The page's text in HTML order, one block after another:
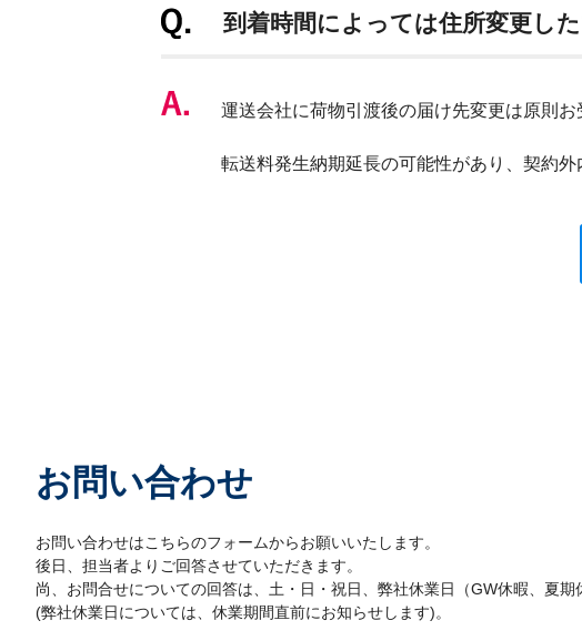
到着時間によっては住所変更し
運送会社に荷物引渡後の届け先変更は原則お
転送料発生納期延長の可能性があり、契約
お問い合わせ
お問い合わせはこちらのフォームからお願いいたします。
後日、担当者よりご回答させていただきます。
尚、お問合せについての回答は、土・日・祝日、弊社休業日（GW休暇、夏
(弊社休業日については、休業期間直前にお知らせします)。